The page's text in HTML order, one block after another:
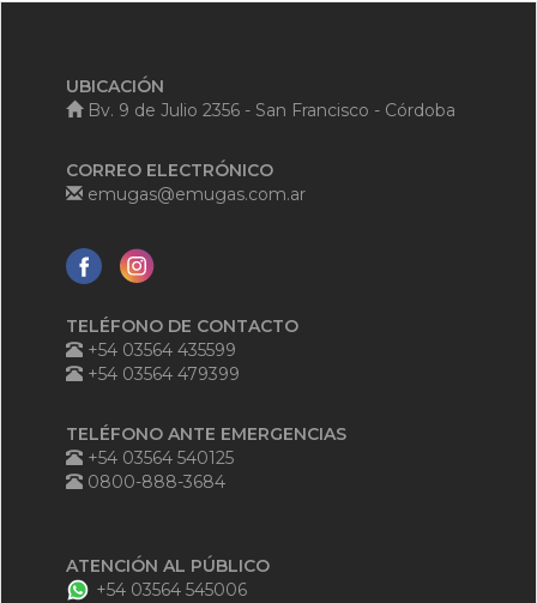
UBICACIÓN
Bv. 9 de Julio 2356 - San Francisco - Córdoba
CORREO ELECTRÓNICO
emugas@emugas.com.ar
TELÉFONO DE CONTACTO
+54 03564 435599
+54 03564 479399
TELÉFONO ANTE EMERGENCIAS
+54 03564 540125
0800-888-3684
ATENCIÓN AL PÚBLICO
+54 03564 545006